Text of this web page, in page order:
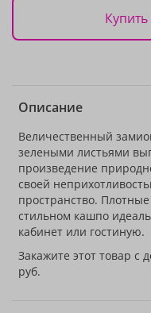
Купить
Описание
Величественный
зелеными листьями
произведение
своей
пространство.
стильном кашпо
кабинет или гостиную.
Закажите этот товар с
руб.